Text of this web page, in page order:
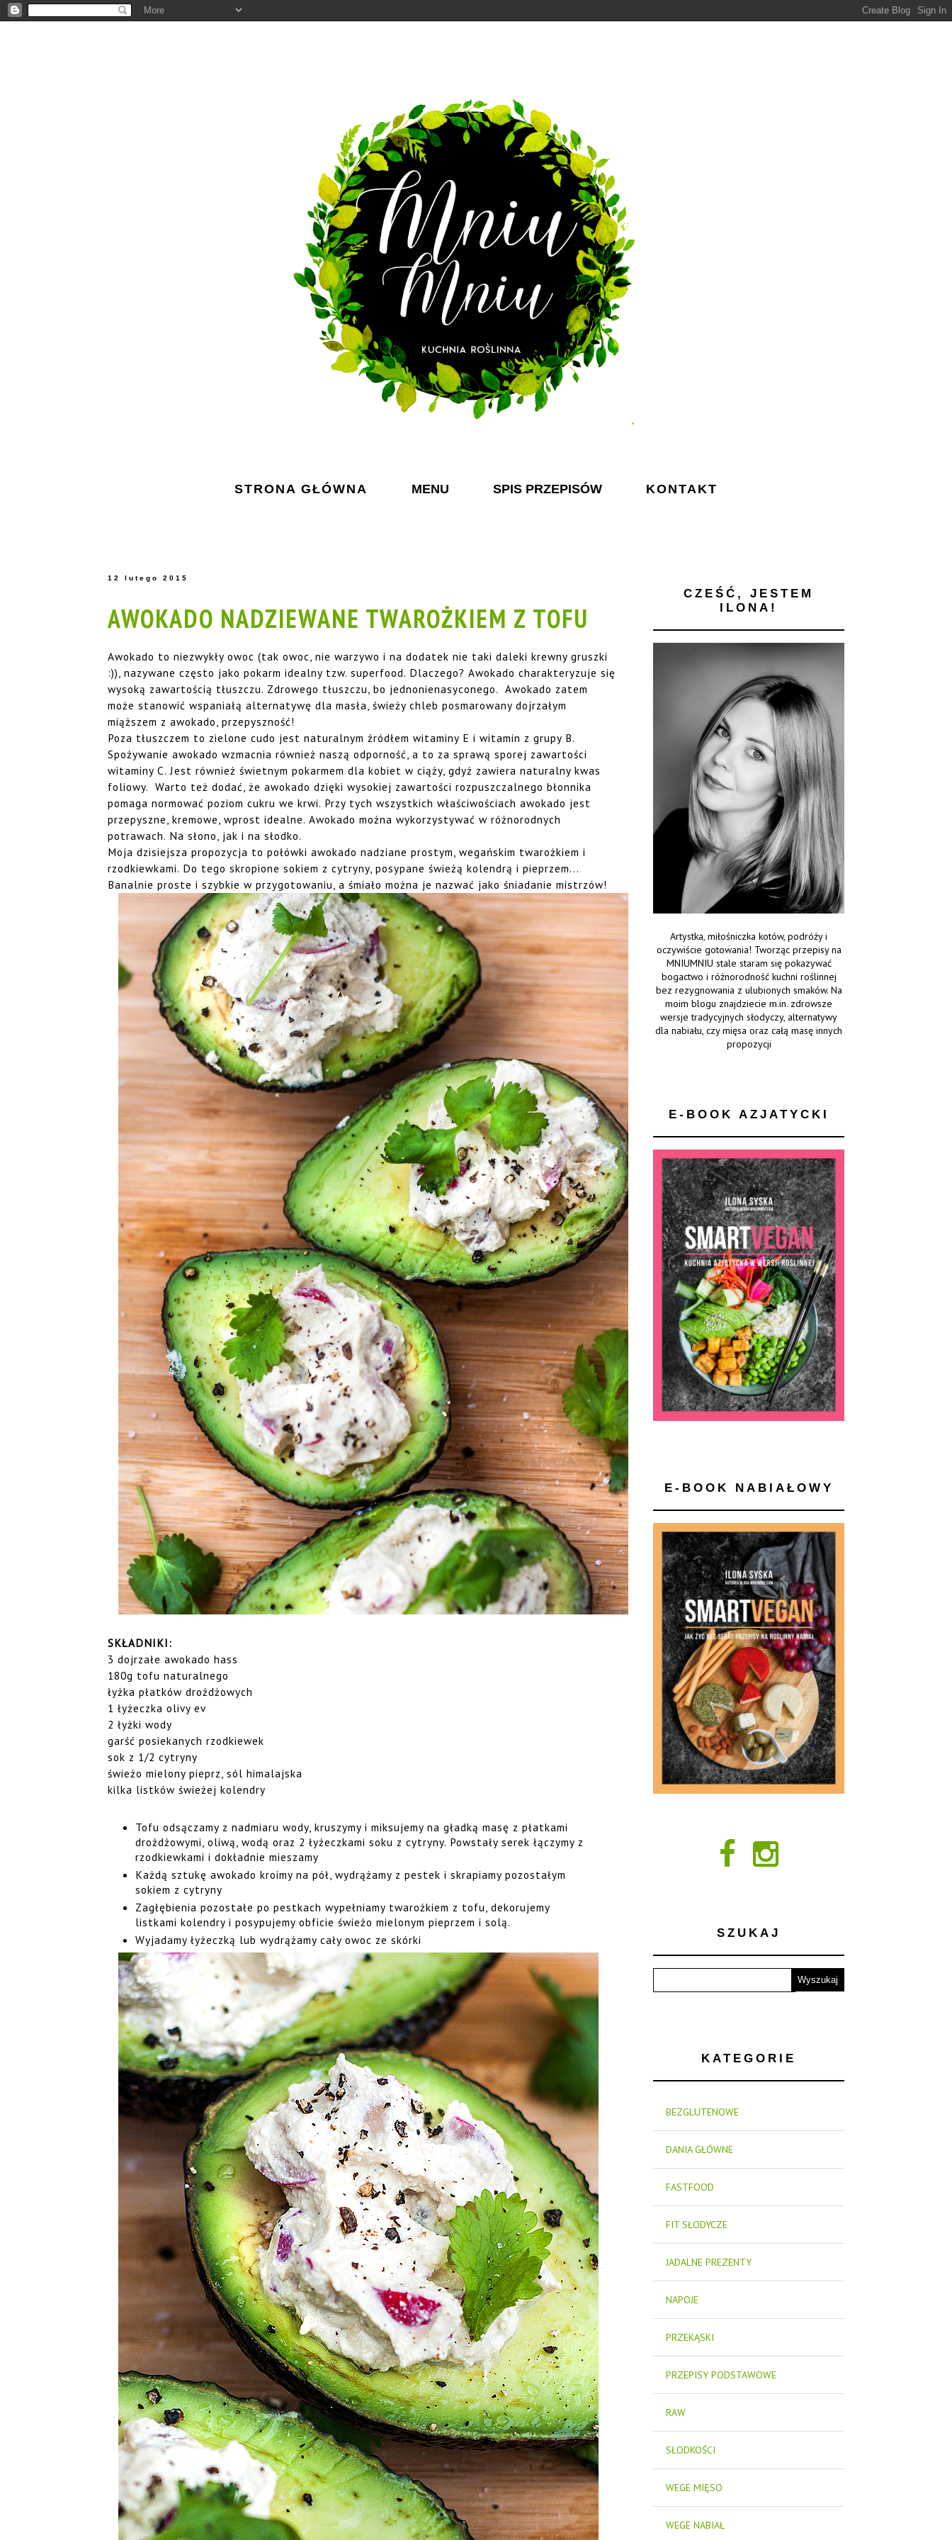
STRONA GŁÓWNA MENU SPIS PRZEPISÓW KONTAKT
12 lutego 2015
AWOKADO NADZIEWANE TWAROŻKIEM Z TOFU
Awokado to niezwykły owoc (tak owoc, nie warzywo i na dodatek nie taki daleki krewny gruszki
:)), nazywane często jako pokarm idealny tzw. superfood. Dlaczego? Awokado charakteryzuje się
wysoką zawartością tłuszczu. Zdrowego tłuszczu, bo jednonienasyconego. Awokado zatem
może stanowić wspaniałą alternatywę dla masła, świeży chleb posmarowany dojrzałym
miąższem z awokado, przepyszność!
Poza tłuszczem to zielone cudo jest naturalnym źródłem witaminy E i witamin z grupy B.
Spożywanie awokado wzmacnia również naszą odporność, a to za sprawą sporej zawartości
witaminy C. Jest również świetnym pokarmem dla kobiet w ciąży, gdyż zawiera naturalny kwas
foliowy. Warto też dodać, że awokado dzięki wysokiej zawartości rozpuszczalnego błonnika
pomaga normować poziom cukru we krwi. Przy tych wszystkich właściwościach awokado jest
przepyszne, kremowe, wprost idealne. Awokado można wykorzystywać w różnorodnych
potrawach. Na słono, jak i na słodko.
Moja dzisiejsza propozycja to połówki awokado nadziane prostym, wegańskim twarożkiem i
rzodkiewkami. Do tego skropione sokiem z cytryny, posypane świeżą kolendrą i pieprzem...
Banalnie proste i szybkie w przygotowaniu, a śmiało można je nazwać jako śniadanie mistrzów!
SKŁADNIKI:
3 dojrzałe awokado hass
180g tofu naturalnego
łyżka płatków drożdżowych
1 łyżeczka olivy ev
2 łyżki wody
garść posiekanych rzodkiewek
sok z 1/2 cytryny
świeżo mielony pieprz, sól himalajska
kilka listków świeżej kolendry
Tofu odsączamy z nadmiaru wody, kruszymy i miksujemy na gładką masę z płatkami
drożdżowymi, oliwą, wodą oraz 2 łyżeczkami soku z cytryny. Powstały serek łączymy z
rzodkiewkami i dokładnie mieszamy
Każdą sztukę awokado kroimy na pół, wydrążamy z pestek i skrapiamy pozostałym
sokiem z cytryny
Zagłębienia pozostałe po pestkach wypełniamy twarożkiem z tofu, dekorujemy
listkami kolendry i posypujemy obficie świeżo mielonym pieprzem i solą.
Wyjadamy łyżeczką lub wydrążamy cały owoc ze skórki
CZEŚĆ, JESTEM
ILONA!
Artystka, miłośniczka kotów, podróży i
oczywiście gotowania! Tworząc przepisy na
MNIUMNIU stale staram się pokazywać
bogactwo i różnorodność kuchni roślinnej
bez rezygnowania z ulubionych smaków. Na
moim blogu znajdziecie m.in. zdrowsze
wersje tradycyjnych słodyczy, alternatywy
dla nabiału, czy mięsa oraz całą masę innych
propozycji
E-BOOK AZJATYCKI
E-BOOK NABIAŁOWY
SZUKAJ
KATEGORIE
BEZGLUTENOWE
DANIA GŁÓWNE
FASTFOOD
FIT SŁODYCZE
JADALNE PREZENTY
NAPOJE
PRZEKĄSKI
PRZEPISY PODSTAWOWE
RAW
SŁODKOŚCI
WEGE MIĘSO
WEGE NABIAŁ